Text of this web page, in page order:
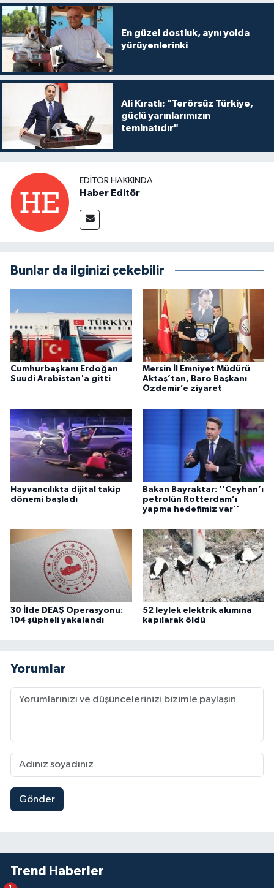
En güzel dostluk, aynı yolda
yürüyenlerinki
Ali Kıratlı: "Terörsüz Türkiye,
güçlü yarınlarımızın
teminatıdır"
EDITÖR HAKKINDA
Haber Editör
Bunlar da ilginizi çekebilir
Cumhurbaşkanı Erdoğan
Suudi Arabistan'a gitti
Mersin İl Emniyet Müdürü
Aktaş’tan, Baro Başkanı
Özdemir’e ziyaret
Hayvancılıkta dijital takip
dönemi başladı
Bakan Bayraktar: ''Ceyhan’ı
petrolün Rotterdam’ı
yapma hedefimiz var''
30 İlde DEAŞ Operasyonu:
104 şüpheli yakalandı
52 leylek elektrik akımına
kapılarak öldü
Yorumlar
Gönder
Trend Haberler